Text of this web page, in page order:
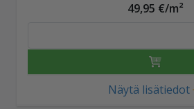
49,95 €/m²
Näytä lisätiedot